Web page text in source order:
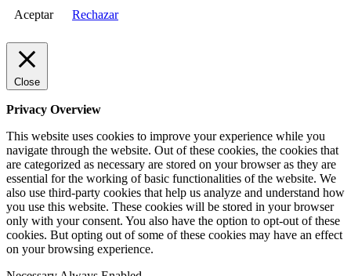
Aceptar Rechazar
Close
Privacy Overview
This website uses cookies to improve your experience while you
navigate through the website. Out of these cookies, the cookies that
are categorized as necessary are stored on your browser as they are
essential for the working of basic functionalities of the website. We
also use third-party cookies that help us analyze and understand how
you use this website. These cookies will be stored in your browser
only with your consent. You also have the option to opt-out of these
cookies. But opting out of some of these cookies may have an effect
on your browsing experience.